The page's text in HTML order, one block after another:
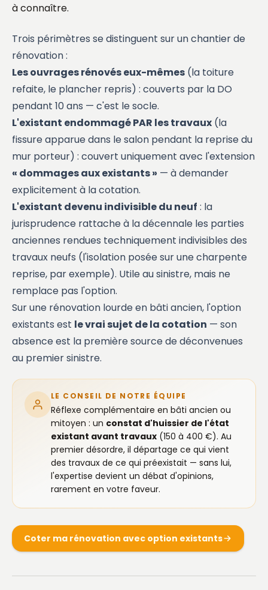
à connaître.
Trois périmètres se distinguent sur un chantier de
rénovation :
Les ouvrages rénovés eux-mêmes (la toiture
refaite, le plancher repris) : couverts par la DO
pendant 10 ans — c'est le socle.
L'existant endommagé PAR les travaux (la
fissure apparue dans le salon pendant la reprise du
mur porteur) : couvert uniquement avec l'extension
« dommages aux existants » — à demander
explicitement à la cotation.
L'existant devenu indivisible du neuf : la
jurisprudence rattache à la décennale les parties
anciennes rendues techniquement indivisibles des
travaux neufs (l'isolation posée sur une charpente
reprise, par exemple). Utile au sinistre, mais ne
remplace pas l'option.
Sur une rénovation lourde en bâti ancien, l'option
existants est le vrai sujet de la cotation — son
absence est la première source de déconvenues
au premier sinistre.
LE CONSEIL DE NOTRE ÉQUIPE
Réflexe complémentaire en bâti ancien ou
mitoyen : un constat d'huissier de l'état
existant avant travaux (150 à 400 €). Au
premier désordre, il départage ce qui vient
des travaux de ce qui préexistait — sans lui,
l'expertise devient un débat d'opinions,
rarement en votre faveur.
Coter ma rénovation avec option existants